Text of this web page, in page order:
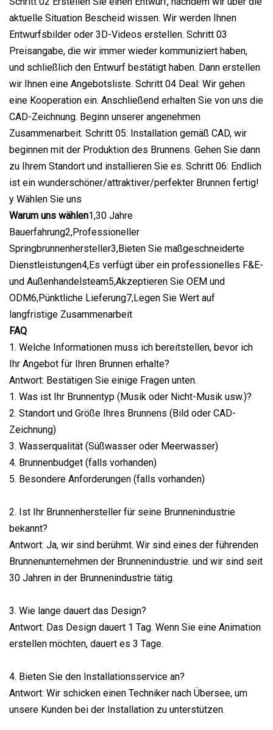
aktuelle Situation Bescheid wissen. Wir werden Ihnen
Entwurfsbilder oder 3D-Videos erstellen. Schritt 03
Preisangabe, die wir immer wieder kommuniziert haben,
und schließlich den Entwurf bestätigt haben. Dann erstellen
wir Ihnen eine Angebotsliste. Schritt 04 Deal: Wir gehen
eine Kooperation ein. Anschließend erhalten Sie von uns die
CAD-Zeichnung. Beginn unserer angenehmen
Zusammenarbeit. Schritt 05: Installation gemäß CAD, wir
beginnen mit der Produktion des Brunnens. Gehen Sie dann
zu Ihrem Standort und installieren Sie es. Schritt 06: Endlich
ist ein wunderschöner/attraktiver/perfekter Brunnen fertig!
y Wählen Sie uns
Warum uns wählen1,30 Jahre
Bauerfahrung2,Professioneller
Springbrunnenhersteller3,Bieten Sie maßgeschneiderte
Dienstleistungen4,Es verfügt über ein professionelles F&E-
und Außenhandelsteam5,Akzeptieren Sie OEM und
ODM6,Pünktliche Lieferung7,Legen Sie Wert auf
langfristige Zusammenarbeit
FAQ
1. Welche Informationen muss ich bereitstellen, bevor ich
Ihr Angebot für Ihren Brunnen erhalte?
Antwort: Bestätigen Sie einige Fragen unten.
1. Was ist Ihr Brunnentyp (Musik oder Nicht-Musik usw.)?
2. Standort und Größe Ihres Brunnens (Bild oder CAD-
Zeichnung)
3. Wasserqualität (Süßwasser oder Meerwasser)
4. Brunnenbudget (falls vorhanden)
5. Besondere Anforderungen (falls vorhanden)
2. Ist Ihr Brunnenhersteller für seine Brunnenindustrie
bekannt?
Antwort: Ja, wir sind berühmt. Wir sind eines der führenden
Brunnenunternehmen der Brunnenindustrie. und wir sind seit
30 Jahren in der Brunnenindustrie tätig.
3. Wie lange dauert das Design?
Antwort: Das Design dauert 1 Tag. Wenn Sie eine Animation
erstellen möchten, dauert es 3 Tage.
4. Bieten Sie den Installationsservice an?
Antwort: Wir schicken einen Techniker nach Übersee, um
unsere Kunden bei der Installation zu unterstützen.